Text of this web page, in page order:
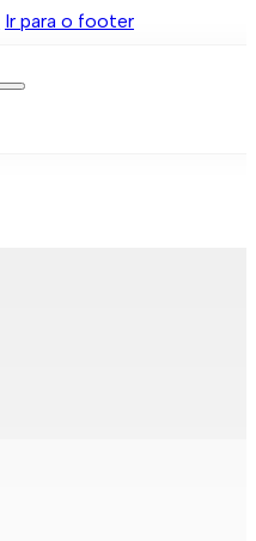
Ir para o footer